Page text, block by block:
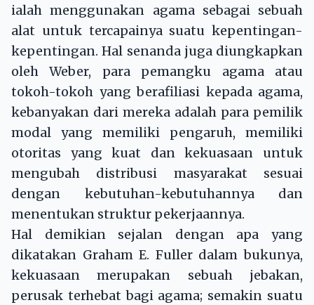
ialah menggunakan agama sebagai sebuah
alat untuk tercapainya suatu kepentingan-
kepentingan. Hal senanda juga diungkapkan
oleh Weber, para pemangku agama atau
tokoh-tokoh yang berafiliasi kepada agama,
kebanyakan dari mereka adalah para pemilik
modal yang memiliki pengaruh, memiliki
otoritas yang kuat dan kekuasaan untuk
mengubah distribusi masyarakat sesuai
dengan kebutuhan-kebutuhannya dan
menentukan struktur pekerjaannya.
Hal demikian sejalan dengan apa yang
dikatakan Graham E. Fuller dalam bukunya,
kekuasaan merupakan sebuah jebakan,
perusak terhebat bagi agama; semakin suatu